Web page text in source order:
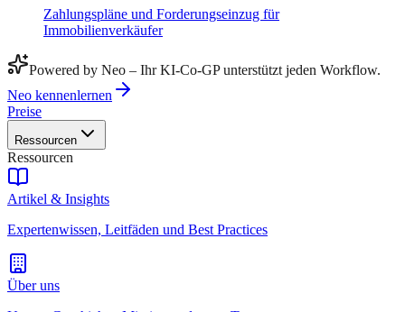
Zahlungspläne und Forderungseinzug für
Immobilienverkäufer
Powered by Neo – Ihr KI-Co-GP unterstützt jeden Workflow.
Neo kennenlernen
Preise
Ressourcen
Ressourcen
Artikel & Insights
Expertenwissen, Leitfäden und Best Practices
Über uns